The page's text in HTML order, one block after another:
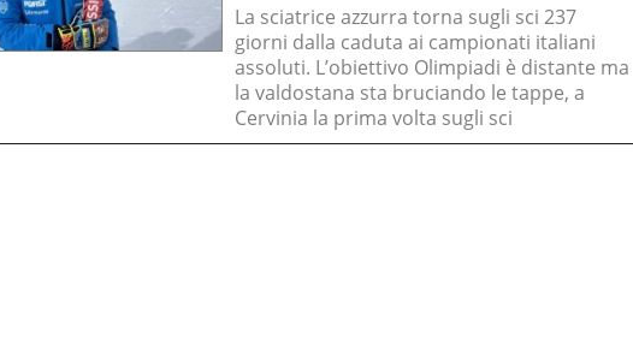
La sciatrice azzurra torna sugli sci 237
giorni dalla caduta ai campionati italiani
assoluti. L’obiettivo Olimpiadi è distante ma
la valdostana sta bruciando le tappe, a
Cervinia la prima volta sugli sci